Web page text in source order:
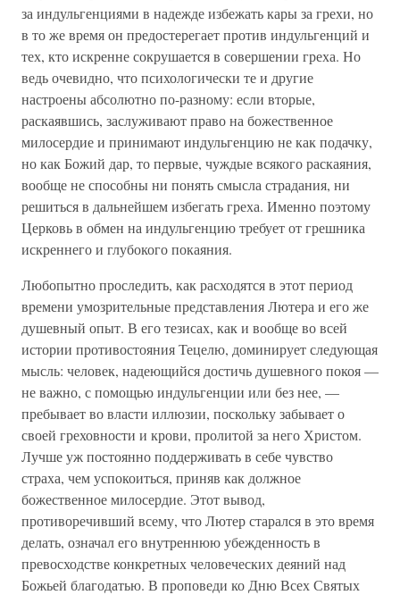
за индульгенциями в надежде избежать кары за грехи, но
в то же время он предостерегает против индульгенций и
тех, кто искренне сокрушается в совершении греха. Но
ведь очевидно, что психологически те и другие
настроены абсолютно по-разному: если вторые,
раскаявшись, заслуживают право на божественное
милосердие и принимают индульгенцию не как подачку,
но как Божий дар, то первые, чуждые всякого раскаяния,
вообще не способны ни понять смысла страдания, ни
решиться в дальнейшем избегать греха. Именно поэтому
Церковь в обмен на индульгенцию требует от грешника
искреннего и глубокого покаяния.
Любопытно проследить, как расходятся в этот период
времени умозрительные представления Лютера и его же
душевный опыт. В его тезисах, как и вообще во всей
истории противостояния Тецелю, доминирует следующая
мысль: человек, надеющийся достичь душевного покоя —
не важно, с помощью индульгенции или без нее, —
пребывает во власти иллюзии, поскольку забывает о
своей греховности и крови, пролитой за него Христом.
Лучше уж постоянно поддерживать в себе чувство
страха, чем успокоиться, приняв как должное
божественное милосердие. Этот вывод,
противоречивший всему, что Лютер старался в это время
делать, означал его внутреннюю убежденность в
превосходстве конкретных человеческих деяний над
Божьей благодатью. В проповеди ко Дню Всех Святых